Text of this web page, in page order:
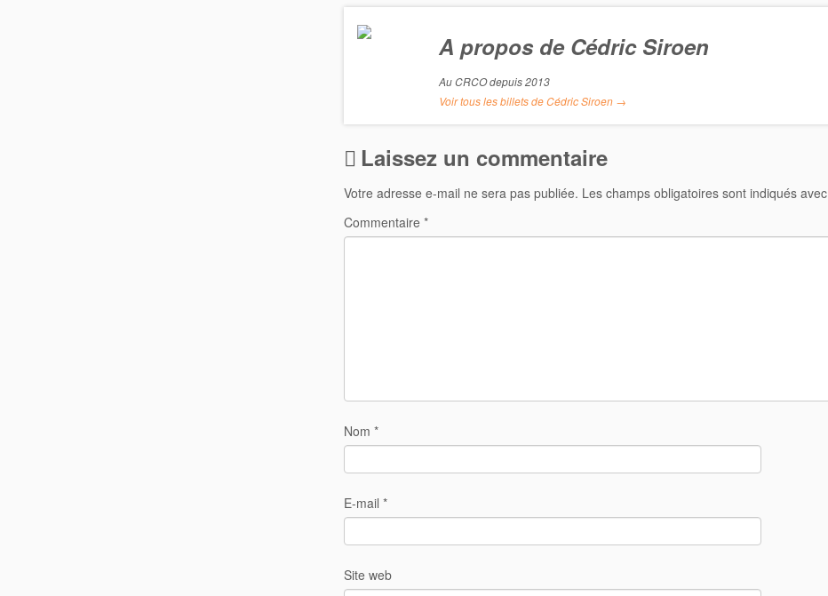
A propos de Cédric Siroen
Au CRCO depuis 2013
Voir tous les billets de Cédric Siroen →
Laissez un commentaire
Votre adresse e-mail ne sera pas publiée. Les champs obligatoires sont indiqués avec
Commentaire *
Nom *
E-mail *
Site web